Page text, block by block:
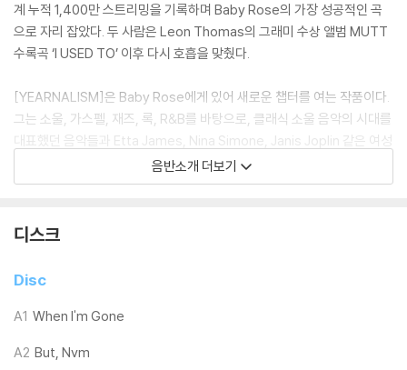
계 누적 1,400만 스트리밍을 기록하며 Baby Rose의 가장 성공적인 곡
으로 자리 잡았다. 두 사람은 Leon Thomas의 그래미 수상 앨범 MUTT
수록곡 ‘I USED TO’ 이후 다시 호흡을 맞췄다.
[YEARNALISM]은 Baby Rose에게 있어 새로운 챕터를 여는 작품이다.
그는 소울, 가스펠, 재즈, 록, R&B를 바탕으로, 클래식 소울 음악의 시대를
대표했던 음악들과 Etta James, Nina Simone, Janis Joplin 같은 여성
아티스트들에게서 받은 영향을 현대적인 감각으로 풀어낸다. 앨범은 친밀
하면서도 영화적인 분위기를 지니며, 마지막까지 긴 여운을 남긴다.
LP 구매시 참고 사항 안내드립니다.
※ 재킷/구성품/포장 상태
할 수 있으며 속지(이너 슬리브)는 디스크와의 접촉으로 인해 갈라질 수
외관상 불량 확인되는 상품을 개봉 시엔 반품/교환 처리 불가합니다.
음반소개 더보기
디스크
Disc
A1 When I'm Gone
A2 But, Nvm